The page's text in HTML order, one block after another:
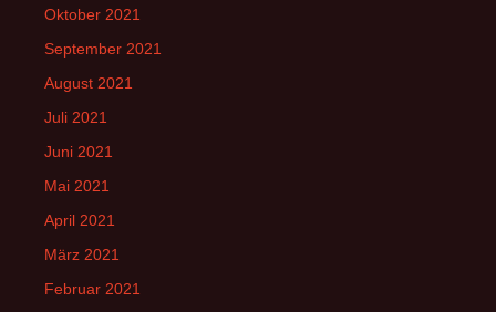
Oktober 2021
September 2021
August 2021
Juli 2021
Juni 2021
Mai 2021
April 2021
März 2021
Februar 2021